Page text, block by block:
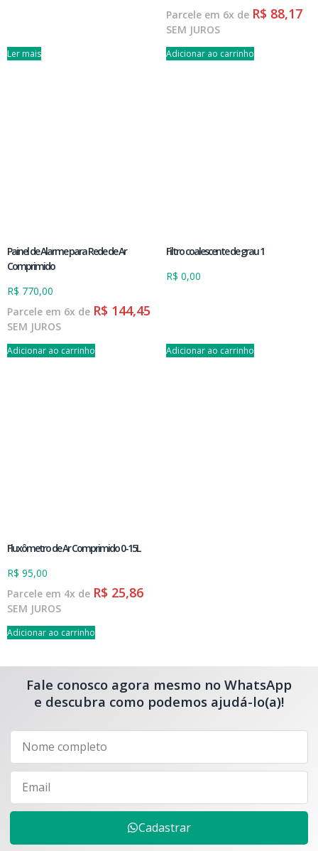
Ler mais
Parcele em 6x de R$ 88,17
SEM JUROS
Adicionar ao carrinho
Painel de Alarme para Rede de Ar
Comprimido
R$ 770,00
Parcele em 6x de R$ 144,45
SEM JUROS
Adicionar ao carrinho
Filtro coalescente de grau 1
R$ 0,00
Adicionar ao carrinho
Fluxômetro de Ar Comprimido 0-15L
R$ 95,00
Parcele em 4x de R$ 25,86
SEM JUROS
Adicionar ao carrinho
Fale conosco agora mesmo no WhatsApp
e descubra como podemos ajudá-lo(a)!
Cadastrar